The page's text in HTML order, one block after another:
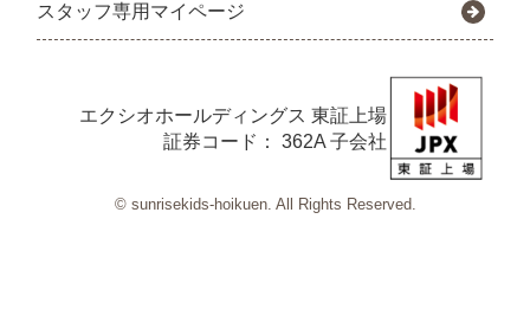
スタッフ専用マイページ
エクシオホールディングス 東証上場
証券コード： 362A 子会社
© sunrisekids-hoikuen. All Rights Reserved.